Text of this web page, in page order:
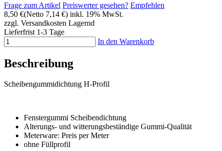
Frage zum Artikel Preiswerter gesehen? Empfehlen
8,50 €(Netto 7,14 €) inkl. 19% MwSt.
zzgl. Versandkosten Lagernd
Lieferfrist 1-3 Tage
In den Warenkorb
Beschreibung
Scheibengummidichtung H-Profil
Fenstergummi Scheibendichtung
Alterungs- und witterungsbeständige Gummi-Qualität
Meterware: Preis per Meter
ohne Füllprofil